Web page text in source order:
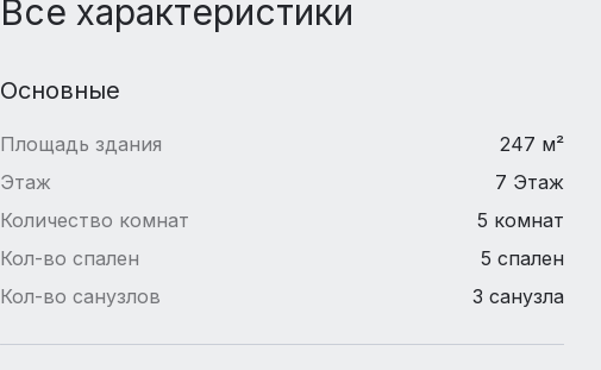
Все характеристики
Основные
Площадь здания
247 м²
Этаж
7 Этаж
Количество комнат
5 комнат
Кол-во спален
5 спален
Кол-во санузлов
3 санузла